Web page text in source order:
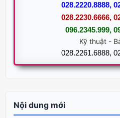
028.2220.8888,
028.2230.6666,
096.2345.999,
Kỹ thuật -
028.2261.6888,
Nội dung mới